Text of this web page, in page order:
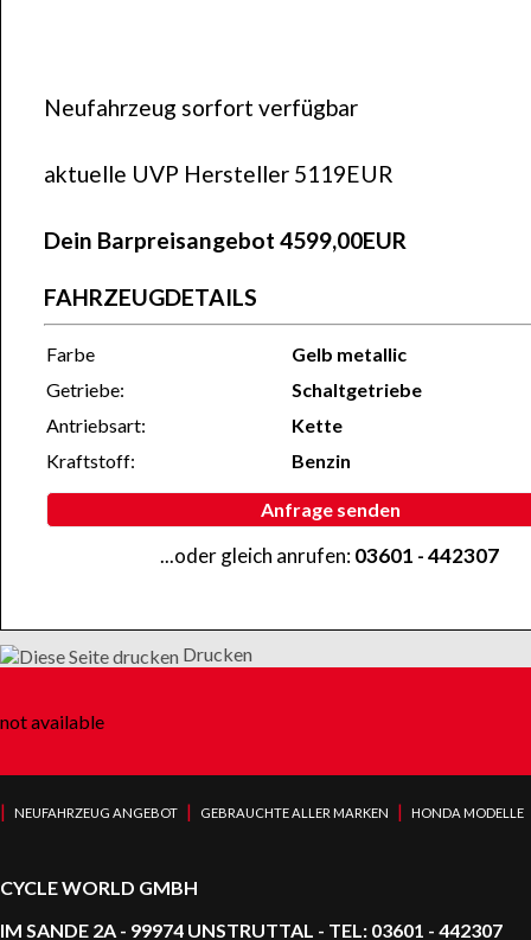
Neufahrzeug sorfort verfügbar
aktuelle UVP Hersteller 5119EUR
Dein Barpreisangebot 4599,00EUR
FAHRZEUGDETAILS
Farbe Gelb metallic
Getriebe:
Schaltgetriebe
Antriebsart:
Kette
Kraftstoff:
Benzin
Anfrage senden
...oder gleich anrufen:03601 - 442307
Drucken
not available
| NEUFAHRZEUG ANGEBOT | GEBRAUCHTE ALLER MARKEN | HONDA MODELLE
CYCLE WORLD GMBH
IM SANDE 2A - 99974 UNSTRUTTAL - TEL: 03601 - 442307